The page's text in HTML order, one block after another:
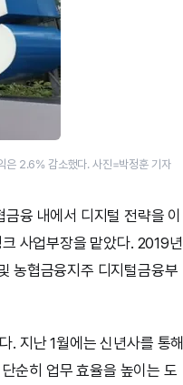
2.6% 감소했다. 사진=박정훈 기자
융 내에서 디지털 전략을 이
사업부장을 맡았다. 2019년
농협금융지주 디지털금융부
. 지난 1월에는 신년사를 통해
순히 업무 효율을 높이는 도